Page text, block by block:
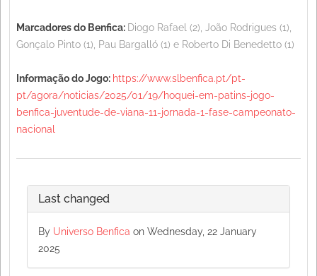
Marcadores do Benfica: Diogo Rafael (2), João Rodrigues (1),
Gonçalo Pinto (1), Pau Bargalló (1) e Roberto Di Benedetto (1)
Informação do Jogo: https://www.slbenfica.pt/pt-
pt/agora/noticias/2025/01/19/hoquei-em-patins-jogo-
benfica-juventude-de-viana-11-jornada-1-fase-campeonato-
nacional
Last changed
By Universo Benfica on Wednesday, 22 January
2025